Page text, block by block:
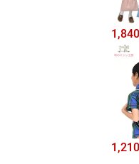
1,840
1,210